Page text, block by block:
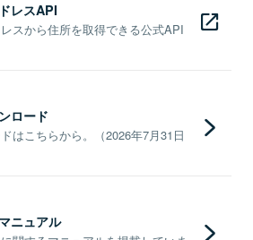
レスAPI
スから住所を取得できる公式API
ロード
はこちらから。（2026年7月31日
ニュアル